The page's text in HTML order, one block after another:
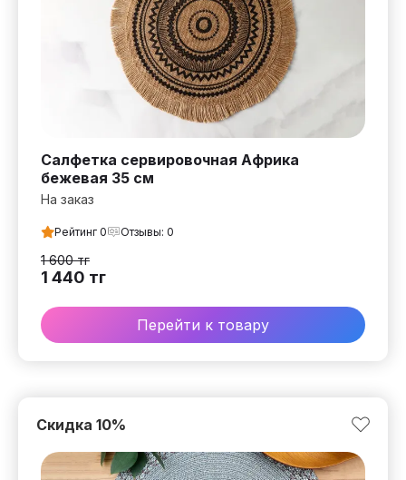
Салфетка сервировочная Африка
бежевая 35 см
На заказ
Рейтинг 0 Отзывы: 0
1 600тг
1 440 тг
Перейти к товару
Скидка 10%